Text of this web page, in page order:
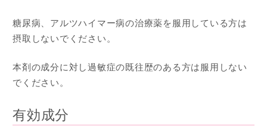
糖尿病、アルツハイマー病の治療薬を服用している方は
摂取しないでください。
本剤の成分に対し過敏症の既往歴のある方は服用しない
でください。
有効成分